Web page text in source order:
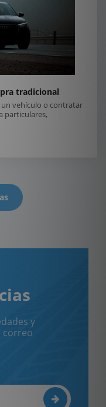
tradicional
vehículo o contratar
particulares,
y
correo